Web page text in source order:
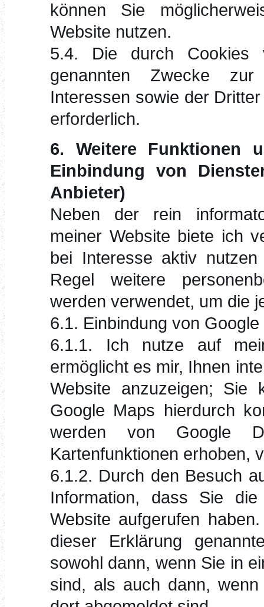
können Sie
Website nutzen.
5.4. Die durch Cookies
genannten Zwecke
Interessen sowie der
erforderlich.
6. Weitere Funktionen
Einbindung von
Anbieter)
Neben der rein
meiner Website biete ich
bei Interesse aktiv
Regel weitere
werden verwendet, um die
6.1. Einbindung von
6.1.1. Ich nutze auf
ermöglicht es mir, Ihnen
Website anzuzeigen; Sie
Google Maps hierdurch
werden von Google
Kartenfunktionen erhoben,
6.1.2. Durch den Besuch
Information, dass Sie die
Website aufgerufen
dieser Erklärung
sowohl dann, wenn Sie in
sind, als auch dann,